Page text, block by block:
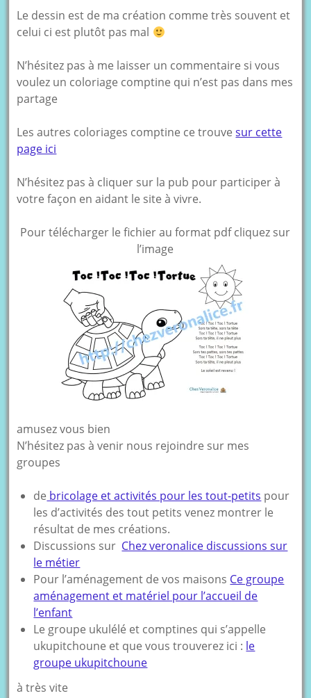
Le dessin est de ma création comme très souvent et
celui ci est plutôt pas mal
N’hésitez pas à me laisser un commentaire si vous
voulez un coloriage comptine qui n’est pas dans mes
partage
Les autres coloriages comptine ce trouvesur cette
page ici
N’hésitez pas à cliquer sur la pub pour participer à
votre façon en aidant le site à vivre.
Pour télécharger le fichier au format pdf cliquez sur
l’image
amusez vous bien
N’hésitez pas à venir nous rejoindre sur mes
groupes
de bricolage et activités pour les tout-petits pour
les d’activités des tout petits venez montrer le
résultat de mes créations.
Discussions sur Chez veronalice discussions sur
le métier
Pour l’aménagement de vos maisons Ce groupe
aménagement et matériel pour l’accueil de
l’enfant
Le groupe ukulélé et comptines qui s’appelle
ukupitchoune et que vous trouverez ici : le
groupe ukupitchoune
à très vite